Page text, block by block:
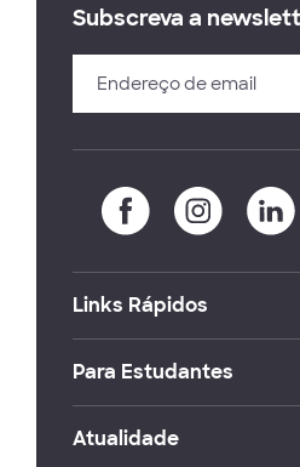
Subscreva a
Links Rápidos
Para Estudantes
Atualidade